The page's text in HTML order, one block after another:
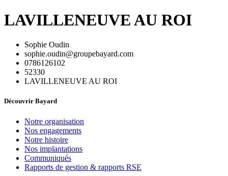
LAVILLENEUVE AU ROI
Sophie Oudin
sophie.oudin@groupebayard.com
0786126102
52330
LAVILLENEUVE AU ROI
Découvrir Bayard
Notre organisation
Nos engagements
Notre histoire
Nos implantations
Communiqués
Rapports de gestion & rapports RSE